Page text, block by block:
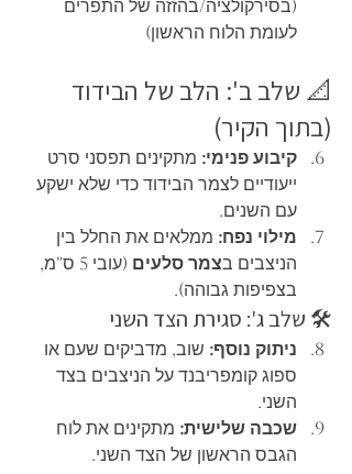
(בסירקולציה/בהזזה של התפרים
לעומת הלוח הראשון)
📐 שלב ב': הלב של הבידוד
(בתוך הקיר)
קיבוע פנימי: מתקינים תפסני סרט
ייעודיים לצמר הבידוד כדי שלא ישקע
עם השנים.
מילוי נפח: ממלאים את החלל בין
הניצבים בצמר סלעים
(עובי 5 ס"מ,
בצפיפות גבוהה).
🛠️ שלב ג': סגירת הצד השני
ניתוק נוסף: שוב, מדביקים שעם או
ספוג קומפריבנד על הניצבים בצד
השני.
שכבה שלישית: מתקינים את לוח
הגבס הראשון של הצד השני.